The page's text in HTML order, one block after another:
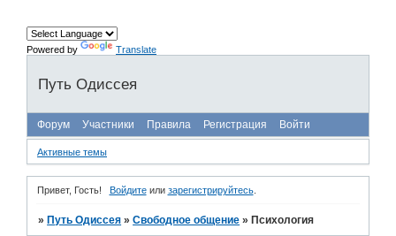
Powered by Translate
Путь Одиссея
Форум Участники Правила Регистрация Войти
Активные темы
Привет, Гость! Войдитеили зарегистрируйтесь.
» Путь Одиссея »Свободное общение » Психология